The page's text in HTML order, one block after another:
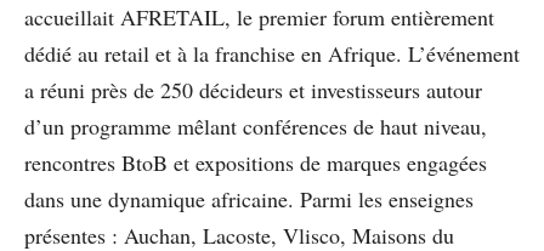
accueillait AFRETAIL, le premier forum entièrement
dédié au retail et à la franchise en Afrique. L’événement
a réuni près de 250 décideurs et investisseurs autour
d’un programme mêlant conférences de haut niveau,
rencontres BtoB et expositions de marques engagées
dans une dynamique africaine. Parmi les enseignes
présentes : Auchan, Lacoste, Vlisco, Maisons du